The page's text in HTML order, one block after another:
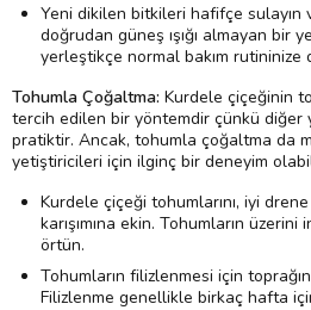
Yeni dikilen bitkileri hafifçe sulayın
doğrudan güneş ışığı almayan bir
yerleştikçe normal bakım rutininize
Tohumla Çoğaltma: Kurdele çiçeğinin
tercih edilen bir yöntemdir çünkü diğer
pratiktir. Ancak, tohumla çoğaltma da
yetiştiricileri için ilginç bir deneyim
Kurdele çiçeği tohumlarını, iyi
karışımına ekin. Tohumların
örtün.
Tohumların filizlenmesi için
Filizlenme genellikle birkaç hafta